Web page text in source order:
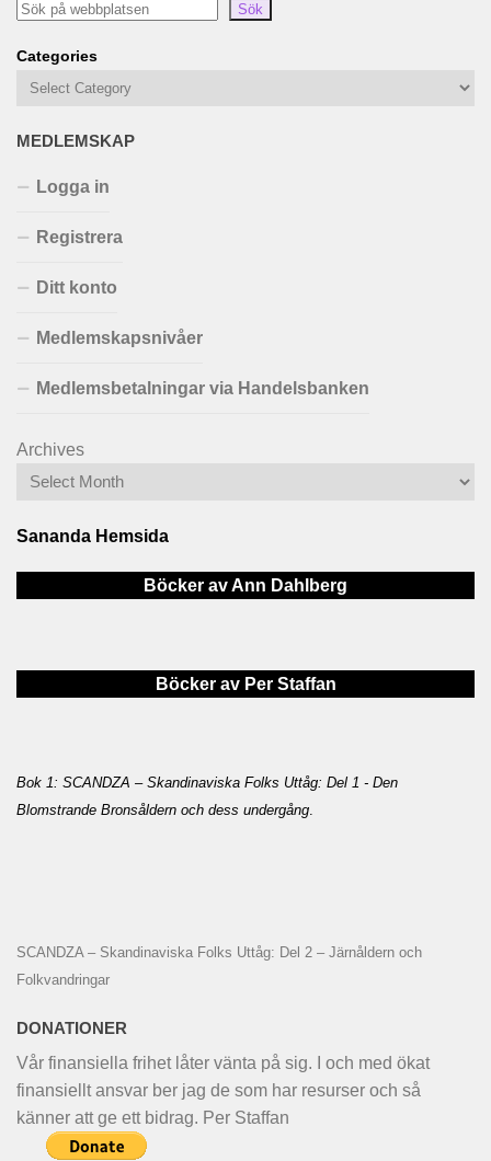
Sök
Categories
MEDLEMSKAP
Logga in
Registrera
Ditt konto
Medlemskapsnivåer
Medlemsbetalningar via Handelsbanken
Archives
Sananda Hemsida
Böcker av Ann Dahlberg
Böcker av Per Staffan
Bok 1: SCANDZA – Skandinaviska Folks Uttåg: Del 1 - Den
Blomstrande Bronsåldern och dess undergång.
SCANDZA – Skandinaviska Folks Uttåg: Del 2 – Järnåldern och
Folkvandringar
DONATIONER
Vår finansiella frihet låter vänta på sig. I och med ökat
finansiellt ansvar ber jag de som har resurser och så
känner att ge ett bidrag. Per Staffan